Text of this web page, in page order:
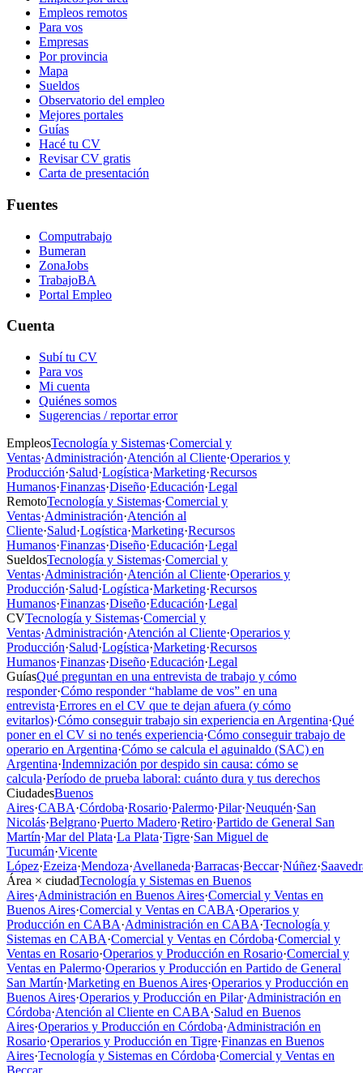
Empleos remotos
Para vos
Empresas
Por provincia
Mapa
Sueldos
Observatorio del empleo
Mejores portales
Guías
Hacé tu CV
Revisar CV gratis
Carta de presentación
Fuentes
Computrabajo
Bumeran
ZonaJobs
TrabajoBA
Portal Empleo
Cuenta
Subí tu CV
Para vos
Mi cuenta
Quiénes somos
Sugerencias / reportar error
EmpleosTecnología y Sistemas·Comercial y
Ventas·Administración·Atención al Cliente·Operarios y
Producción·Salud·Logística·Marketing·Recursos
Humanos·Finanzas·Diseño·Educación·Legal
RemotoTecnología y Sistemas·Comercial y
Ventas·Administración·Atención al
Cliente·Salud·Logística·Marketing·Recursos
Humanos·Finanzas·Diseño·Educación·Legal
SueldosTecnología y Sistemas·Comercial y
Ventas·Administración·Atención al Cliente·Operarios y
Producción·Salud·Logística·Marketing·Recursos
Humanos·Finanzas·Diseño·Educación·Legal
CVTecnología y Sistemas·Comercial y
Ventas·Administración·Atención al Cliente·Operarios y
Producción·Salud·Logística·Marketing·Recursos
Humanos·Finanzas·Diseño·Educación·Legal
GuíasQué preguntan en una entrevista de trabajo y cómo
responder·Cómo responder “hablame de vos” en una
entrevista·Errores en el CV que te dejan afuera (y cómo
evitarlos)·Cómo conseguir trabajo sin experiencia en Argentina·Qué
poner en el CV si no tenés experiencia·Cómo conseguir trabajo de
operario en Argentina·Cómo se calcula el aguinaldo (SAC) en
Argentina·Indemnización por despido sin causa: cómo se
calcula·Período de prueba laboral: cuánto dura y tus derechos
CiudadesBuenos
Aires·CABA·Córdoba·Rosario·Palermo·Pilar·Neuquén·San
Nicolás·Belgrano·Puerto Madero·Retiro·Partido de General San
Martín·Mar del Plata·La Plata·Tigre·San Miguel de
Tucumán·Vicente
López·Ezeiza·Mendoza·Avellaneda·Barracas·Beccar·Núñez·
Área × ciudadTecnología y Sistemas en Buenos
Aires·Administración en Buenos Aires·Comercial y Ventas en
Buenos Aires·Comercial y Ventas en CABA·Operarios y
Producción en CABA·Administración en CABA·Tecnología y
Sistemas en CABA·Comercial y Ventas en Córdoba·Comercial y
Ventas en Rosario·Operarios y Producción en Rosario·Comercial y
Ventas en Palermo·Operarios y Producción en Partido de General
San Martín·Marketing en Buenos Aires·Operarios y Producción en
Buenos Aires·Operarios y Producción en Pilar·Administración en
Córdoba·Atención al Cliente en CABA·Salud en Buenos
Aires·Operarios y Producción en Córdoba·Administración en
Rosario·Operarios y Producción en Tigre·Finanzas en Buenos
Aires·Tecnología y Sistemas en Córdoba·Comercial y Ventas en
Beccar